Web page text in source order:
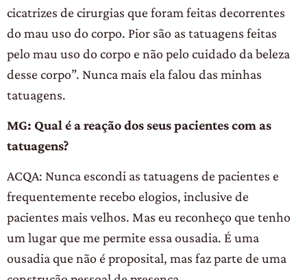
cicatrizes de cirurgias que foram feitas decorrentes
do mau uso do corpo. Pior são as tatuagens feitas
pelo mau uso do corpo e não pelo cuidado da beleza
desse corpo”. Nunca mais ela falou das minhas
tatuagens.
MG: Qual é a reação dos seus pacientes com as
tatuagens?
ACQA: Nunca escondi as tatuagens de pacientes e
frequentemente recebo elogios, inclusive de
pacientes mais velhos. Mas eu reconheço que tenho
um lugar que me permite essa ousadia. É uma
ousadia que não é proposital, mas faz parte de uma